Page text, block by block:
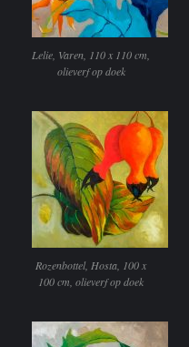
Lelie, Varen, 110 x 110 cm,
olieverf op doek
Rozenbottel, Hosta, 100 x
100 cm, olieverf op doek